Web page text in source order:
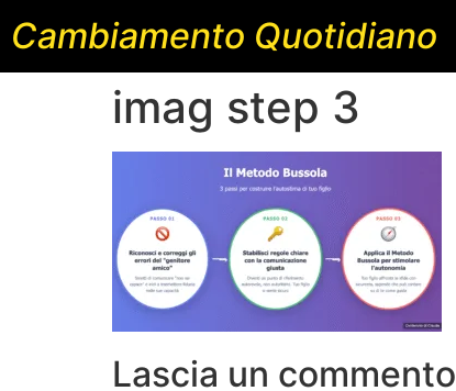
Cambiamento Quotidiano
imag step 3
Lascia un commento